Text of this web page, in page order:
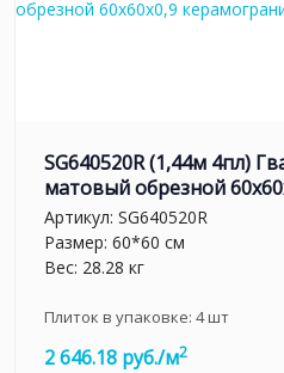
SG640520R (1,44м 4пл)
матовый обрезной
Артикул: SG640520R
Размер: 60*60 см
Вес: 28.28 кг
Плиток в упаковке: 4шт
2 646.18 руб./м2